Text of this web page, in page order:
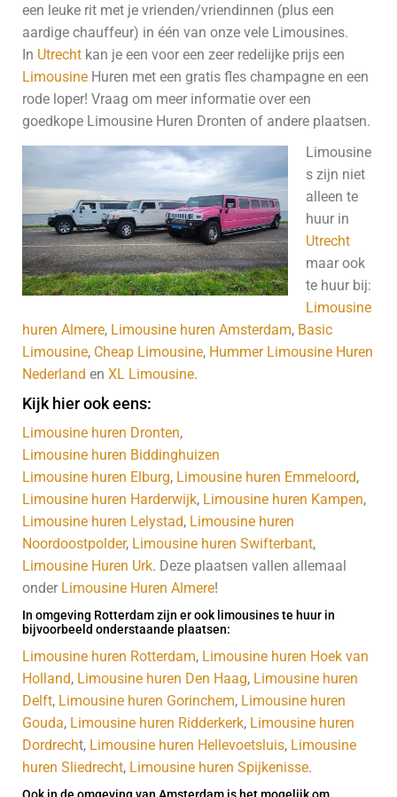
een leuke rit met je vrienden/vriendinnen (plus een
aardige chauffeur) in één van onze vele Limousines.
In Utrecht kan je een voor een zeer redelijke prijs een
Limousine Huren met een gratis fles champagne en een
rode loper! Vraag om meer informatie over een
goedkope Limousine Huren Dronten of andere plaatsen.
Limousine
s zijn niet
alleen te
huur in
Utrecht
maar ook
te huur bij:
Limousine
huren Almere, Limousine huren Amsterdam, Basic
Limousine, Cheap Limousine, Hummer Limousine Huren
Nederland en XL Limousine.
Kijk hier ook eens:
Limousine huren Dronten,
Limousine huren Biddinghuizen
Limousine huren Elburg, Limousine huren Emmeloord,
Limousine huren Harderwijk, Limousine huren Kampen,
Limousine huren Lelystad, Limousine huren
Noordoostpolder, Limousine huren Swifterbant,
Limousine Huren Urk. Deze plaatsen vallen allemaal
onder Limousine Huren Almere!
In omgeving Rotterdam zijn er ook limousines te huur in
bijvoorbeeld onderstaande plaatsen:
Limousine huren Rotterdam, Limousine huren Hoek van
Holland, Limousine huren Den Haag, Limousine huren
Delft, Limousine huren Gorinchem, Limousine huren
Gouda, Limousine huren Ridderkerk, Limousine huren
Dordrecht, Limousine huren Hellevoetsluis, Limousine
huren Sliedrecht, Limousine huren Spijkenisse.